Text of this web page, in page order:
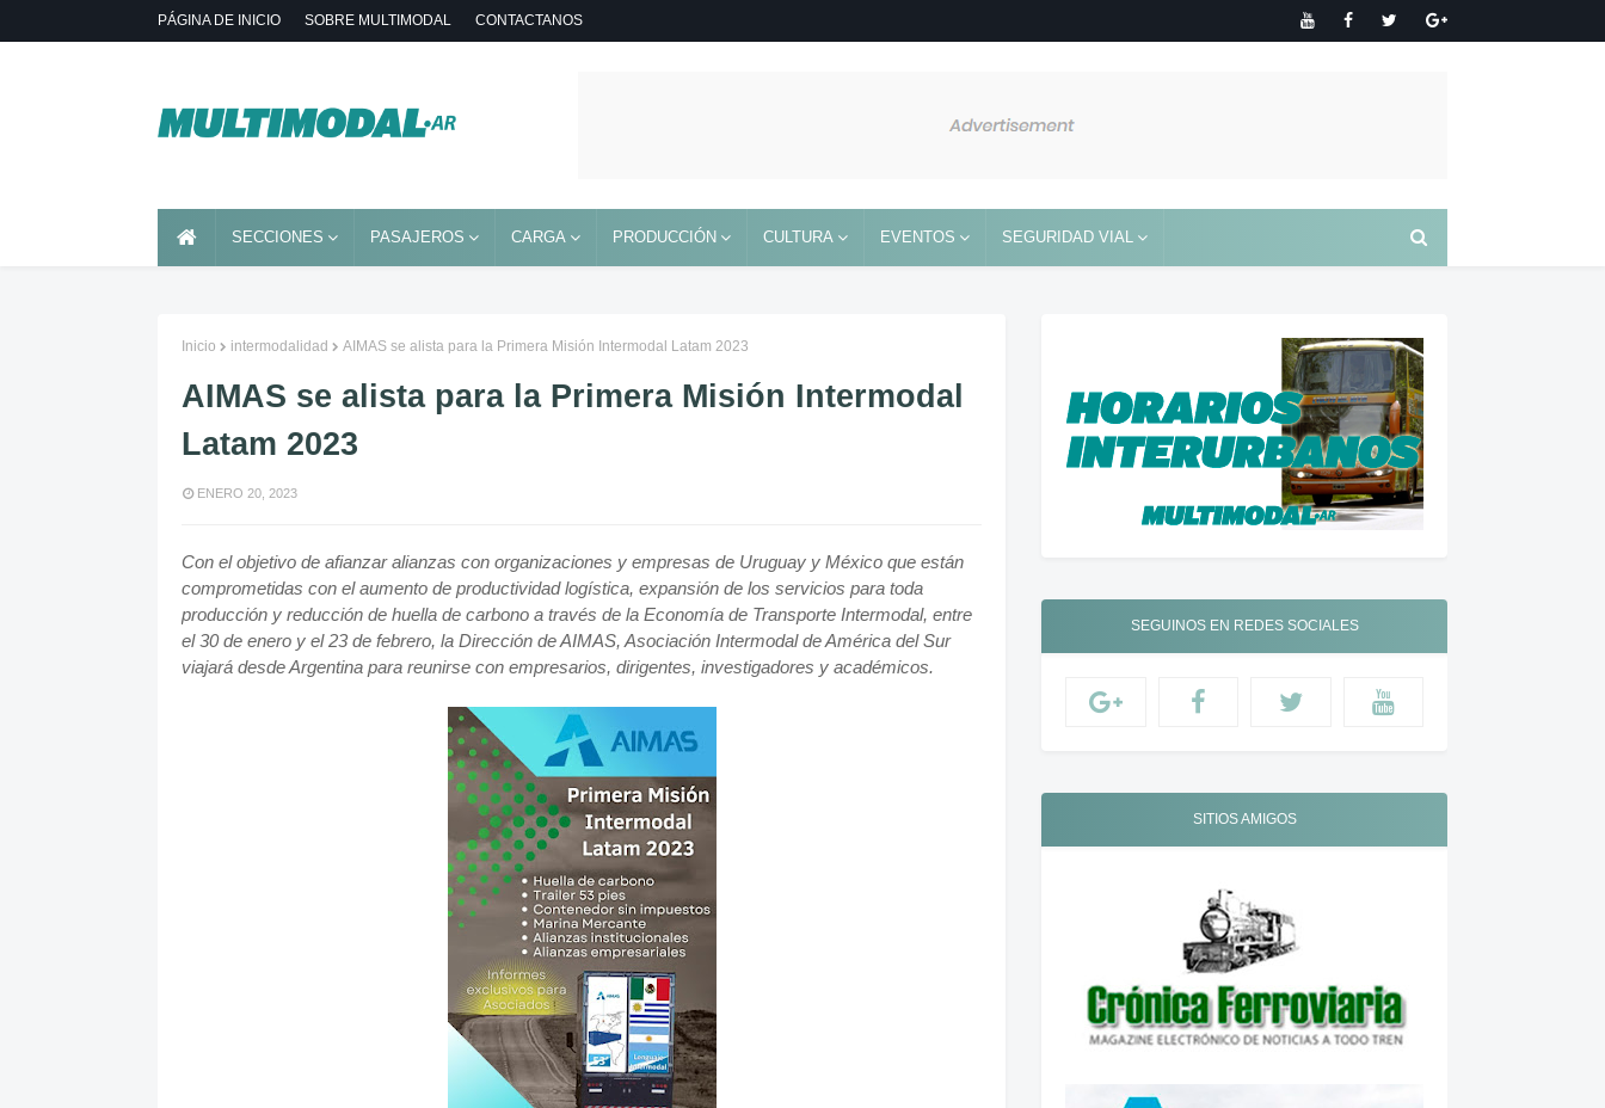
PÁGINA DE INICIO SOBRE MULTIMODAL CONTACTANOS
SECCIONES PASAJEROS CARGA PRODUCCIÓN CULTURA EVENTOS SEGURIDAD VIAL
Inicio intermodalidad AIMAS se alista para la Primera Misión Intermodal Latam 2023
AIMAS se alista para la Primera Misión Intermodal
Latam 2023
ENERO 20, 2023
Con el objetivo de afianzar alianzas con organizaciones y empresas de Uruguay y México que están
comprometidas con el aumento de productividad logística, expansión de los servicios para toda
producción y reducción de huella de carbono a través de la Economía de Transporte Intermodal, entre
el 30 de enero y el 23 de febrero, la Dirección de AIMAS, Asociación Intermodal de América del Sur
viajará desde Argentina para reunirse con empresarios, dirigentes, investigadores y académicos.
SEGUINOS EN REDES SOCIALES
SITIOS AMIGOS